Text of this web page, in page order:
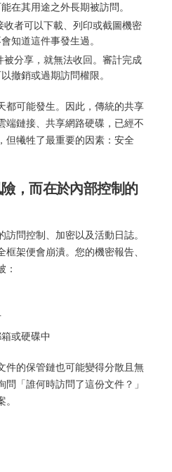
在其用途之外長期被訪問。
者可以下載、列印或截圖機密
知道這件事發生過。
被分享，就無法收回。審計完成
撤銷或過期訪問權限。
都可能發生。因此，傳統的共享
端鏈接、共享網路硬碟，已經不
但犧牲了最重要的因素：安全
，而在於內部控制的
問控制、加密以及活動日誌。
架便會崩潰。您的機密報告、
：
或硬碟中
件的保管鏈也可能變得分散且無
「誰何時訪問了這份文件？」